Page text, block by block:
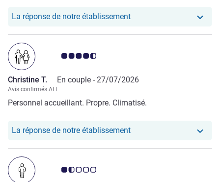
maximum. Franchement j'ai passé un excellent séjour.
La réponse de notre établissementNotre hôtel a repondu au
Note Avis clients 4.5/5
Christine T. En couple - 27/07/2026
Avis confirmés ALL
Personnel accueillant. Propre. Climatisé.
La réponse de notre établissementNotre hôtel a repondu au
Note Avis clients 1.5/5